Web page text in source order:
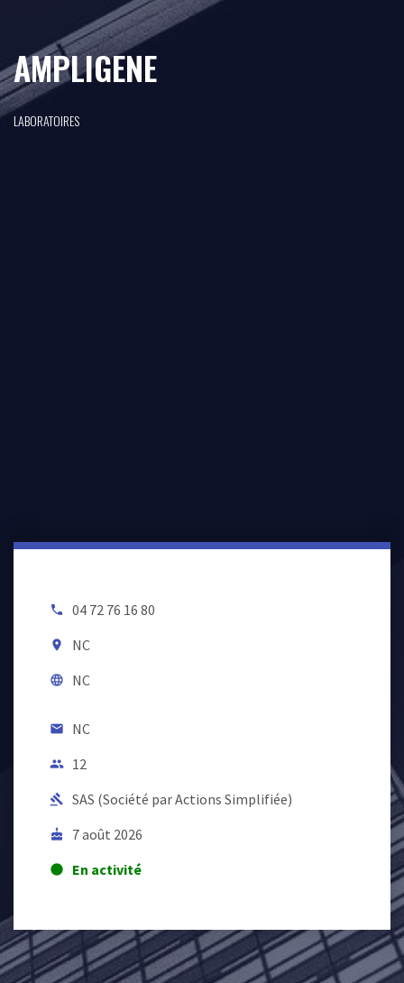
AMPLIGENE
LABORATOIRES
local_phone 04 72 76 16 80
room NC
language NC
email NC
people 12
gavel SAS (Société par Actions Simplifiée)
cake 7 août 2026
lens En activité